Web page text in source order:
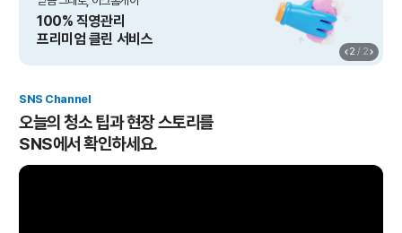
2 / 2
100% 직영관리
프리미엄 클린 서비스
SNS Channel
오늘의 청소 팁과 현장 스토리를
SNS에서 확인하세요.